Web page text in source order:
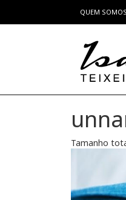
Pular para o conteúdo
QUEM SOMOS
Tamanho